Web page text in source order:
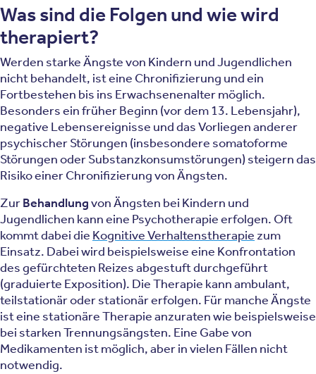
Was sind die Folgen und wie wird
therapiert?
Werden starke Ängste von Kindern und Jugendlichen
nicht behandelt, ist eine Chronifizierung und ein
Fortbestehen bis ins Erwachsenenalter möglich.
Besonders ein früher Beginn (vor dem 13. Lebensjahr),
negative Lebensereignisse und das Vorliegen anderer
psychischer Störungen (insbesondere somatoforme
Störungen oder Substanzkonsumstörungen) steigern das
Risiko einer Chronifizierung von Ängsten.
ZurBehandlungvon Ängsten bei Kindern und
Jugendlichen kann eine Psychotherapie erfolgen. Oft
kommt dabei die Kognitive Verhaltenstherapie zum
Einsatz. Dabei wird beispielsweise eine Konfrontation
des gefürchteten Reizes abgestuft durchgeführt
(graduierte Exposition). Die Therapie kann ambulant,
teilstationär oder stationär erfolgen. Für manche Ängste
ist eine stationäre Therapie anzuraten wie beispielsweise
bei starken Trennungsängsten. Eine Gabe von
Medikamenten ist möglich, aber in vielen Fällen nicht
notwendig.